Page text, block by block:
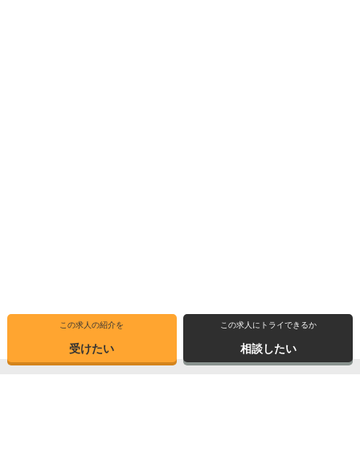
この求人の紹介を
受けたい
この求人にトライできるか
相談したい